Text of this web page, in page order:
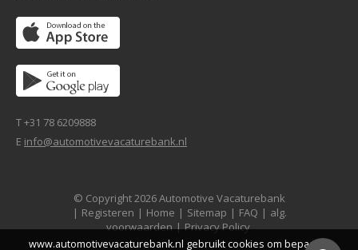
T +31 78 6209888
E info@automotivevacaturebank.nl
© Copyright 2026 Automotive Vacaturebank
| Registeren | Home | Sitemap | FAQ | alg.
voorwaarden | Privacy Policy
www.automotivevacaturebank.nl gebruikt cookies om bepaalde